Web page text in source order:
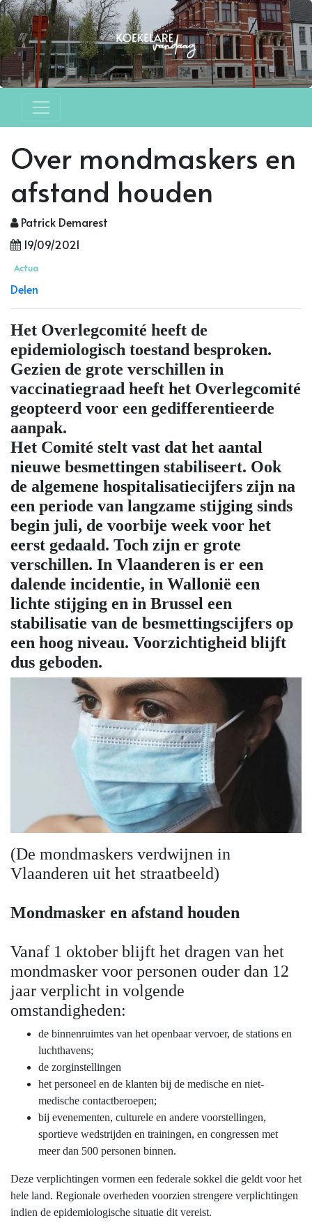
Over mondmaskers en
afstand houden
Patrick Demarest
19/09/2021
Actua
Delen
Het Overlegcomité heeft de
epidemiologisch toestand besproken.
Gezien de grote verschillen in
vaccinatiegraad heeft het Overlegcomité
geopteerd voor een gedifferentieerde
aanpak.
Het Comité stelt vast dat het aantal
nieuwe besmettingen stabiliseert. Ook
de algemene hospitalisatiecijfers zijn na
een periode van langzame stijging sinds
begin juli, de voorbije week voor het
eerst gedaald. Toch zijn er grote
verschillen. In Vlaanderen is er een
dalende incidentie, in Wallonië een
lichte stijging en in Brussel een
stabilisatie van de besmettingscijfers op
een hoog niveau. Voorzichtigheid blijft
dus geboden.
(De mondmaskers verdwijnen in
Vlaanderen uit het straatbeeld)
Mondmasker en afstand houden
Vanaf 1 oktober blijft het dragen van het
mondmasker voor personen ouder dan 12
jaar verplicht in volgende
omstandigheden:
de binnenruimtes van het openbaar vervoer, de stations en
luchthavens;
de zorginstellingen
het personeel en de klanten bij de medische en niet-
medische contactberoepen;
bij evenementen, culturele en andere voorstellingen,
sportieve wedstrijden en trainingen, en congressen met
meer dan 500 personen binnen.
Deze verplichtingen vormen een federale sokkel die geldt voor het
hele land. Regionale overheden voorzien strengere verplichtingen
indien de epidemiologische situatie dit vereist.